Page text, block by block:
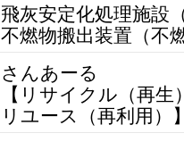
飛灰安定化処理施設
不燃物搬出装置（不
さんあーる
【リサイクル（再
リユース（再利用）